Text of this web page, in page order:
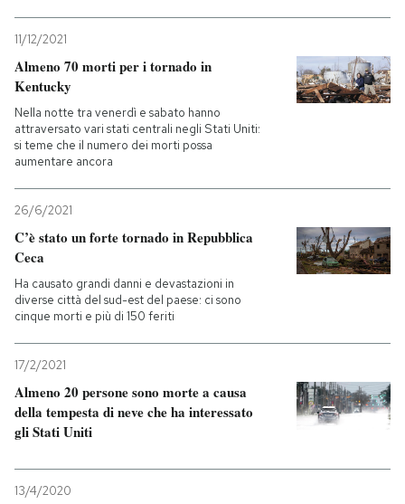
11/12/2021
Almeno 70 morti per i tornado in
Kentucky
Nella notte tra venerdì e sabato hanno
attraversato vari stati centrali negli Stati Uniti:
si teme che il numero dei morti possa
aumentare ancora
26/6/2021
C’è stato un forte tornado in Repubblica
Ceca
Ha causato grandi danni e devastazioni in
diverse città del sud-est del paese: ci sono
cinque morti e più di 150 feriti
17/2/2021
Almeno 20 persone sono morte a causa
della tempesta di neve che ha interessato
gli Stati Uniti
13/4/2020